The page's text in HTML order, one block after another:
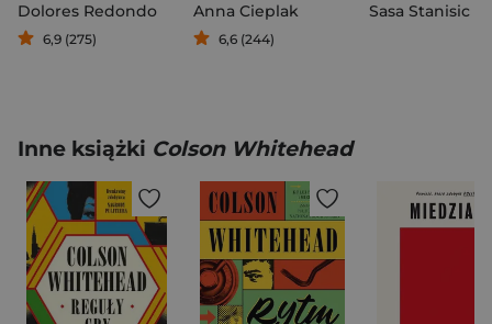
Dolores Redondo
6,9 (275)
Anna Cieplak
6,6 (244)
Sasa Stanisic
Inne książki Colson Whitehead